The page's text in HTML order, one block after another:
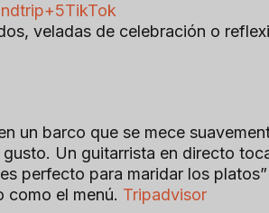
TikTok
veladas de celebración o
un barco que se mece
Un guitarrista en directo
perfecto para maridar los
como el menú. Tripadvisor